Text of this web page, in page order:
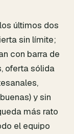
últimos dos
sin límite;
con barra de
oferta sólida
y sin
más rato
el equipo